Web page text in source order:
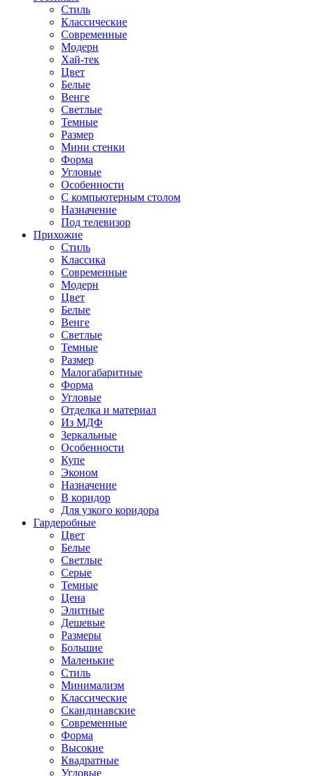
Стиль
Классические
Современные
Модерн
Хай-тек
Цвет
Белые
Венге
Светлые
Темные
Размер
Мини стенки
Форма
Угловые
Особенности
С компьютерным столом
Назначение
Под телевизор
Прихожие
Стиль
Классика
Современные
Модерн
Цвет
Белые
Венге
Светлые
Темные
Размер
Малогабаритные
Форма
Угловые
Отделка и материал
Из МДФ
Зеркальные
Особенности
Купе
Эконом
Назначение
В коридор
Для узкого коридора
Гардеробные
Цвет
Белые
Светлые
Серые
Темные
Цена
Элитные
Дешевые
Размеры
Большие
Маленькие
Стиль
Минимализм
Классические
Скандинавские
Современные
Форма
Высокие
Квадратные
Угловые